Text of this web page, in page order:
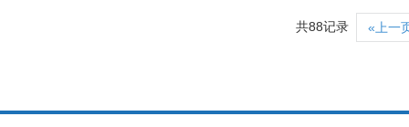
共88记录 «上一